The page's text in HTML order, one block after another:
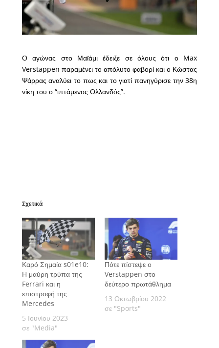
Ο αγώνας στο Μαϊάμι έδειξε σε όλους ότι ο Max
Verstappen παραμένει το απόλυτο φαβορί και ο Κώστας
Ψάρρας αναλύει το πως και το γιατί πανηγύρισε την 38η
νίκη του ο “ιπτάμενος Ολλανδός”.
Σχετικά
Καρό Σημαία s01e10:
Η μαύρη τρύπα της
Ferrari και η
επιστροφή της
Mercedes
5 Ιουνίου 2023
σε "Media"
Πότε πίστεψε ο
Verstappen στο
δεύτερο πρωτάθλημα
13 Οκτωβρίου 2022
σε "Sports"